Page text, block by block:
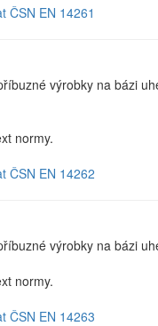
ČSN EN 14261
výrobky na bázi
normy.
ČSN EN 14262
výrobky na bázi
normy.
ČSN EN 14263